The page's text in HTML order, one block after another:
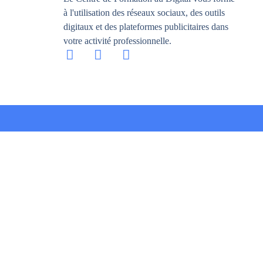
à l'utilisation des réseaux sociaux, des outils
digitaux et des plateformes publicitaires dans
votre activité professionnelle.